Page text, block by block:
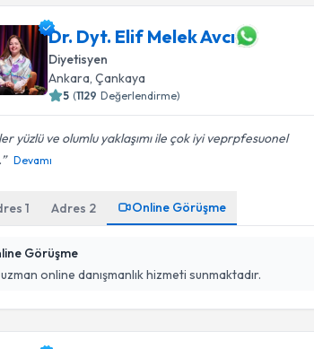
Dr. Dyt. Elif Melek Avcı
Diyetisyen
Ankara,Çankaya
5 (1129 Değerlendirme)
yüzlü ve olumlu yaklaşımı ile çok iyi veprpfesuonel
Devamı
1 Adres 2 Online Görüşme
Görüşme
online danışmanlık hizmeti sunmaktadır.